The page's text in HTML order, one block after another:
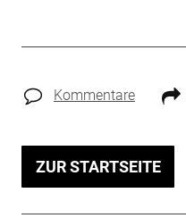
Kommentare
ZUR STARTSEITE